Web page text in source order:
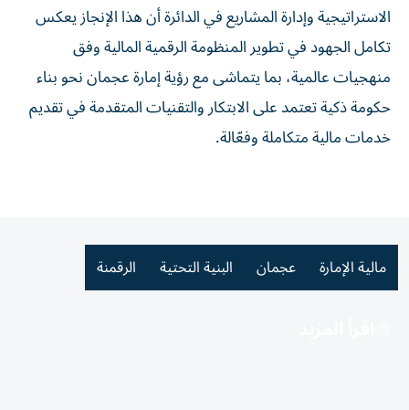
الاستراتيجية وإدارة المشاريع في الدائرة أن هذا الإنجاز يعكس
تكامل الجهود في تطوير المنظومة الرقمية المالية وفق
منهجيات عالمية، بما يتماشى مع رؤية إمارة عجمان نحو بناء
حكومة ذكية تعتمد على الابتكار والتقنيات المتقدمة في تقديم
خدمات مالية متكاملة وفعّالة.
مالية الإمارة عجمان البنية التحتية الرقمنة